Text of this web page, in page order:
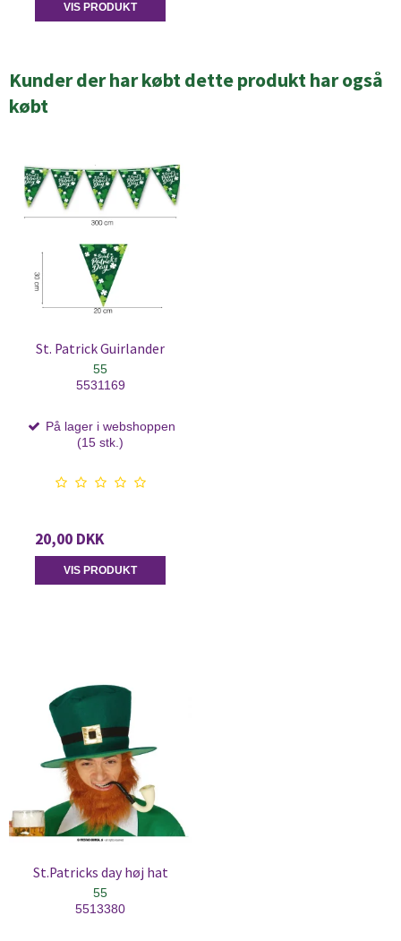
VIS PRODUKT
Kunder der har købt dette produkt har også
købt
St. Patrick Guirlander
55
5531169
På lager i webshoppen
(15 stk.)
20,00 DKK
VIS PRODUKT
St.Patricks day høj hat
55
5513380